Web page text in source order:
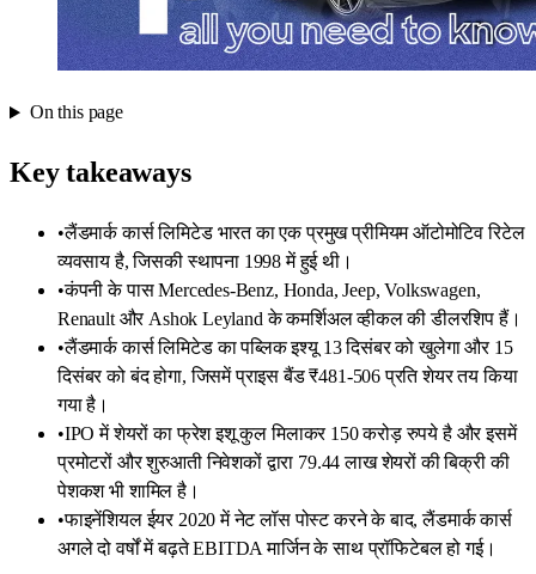
On this page
Key takeaways
•लैंडमार्क कार्स लिमिटेड भारत का एक प्रमुख प्रीमियम ऑटोमोटिव रिटेल
व्यवसाय है, जिसकी स्थापना 1998 में हुई थी।
•कंपनी के पास Mercedes-Benz, Honda, Jeep, Volkswagen,
Renault और Ashok Leyland के कमर्शिअल व्हीकल की डीलरशिप हैं।
•लैंडमार्क कार्स लिमिटेड का पब्लिक इश्यू 13 दिसंबर को खुलेगा और 15
दिसंबर को बंद होगा, जिसमें प्राइस बैंड ₹481-506 प्रति शेयर तय किया
गया है।
•IPO में शेयरों का फ्रेश इशू कुल मिलाकर 150 करोड़ रुपये है और इसमें
प्रमोटरों और शुरुआती निवेशकों द्वारा 79.44 लाख शेयरों की बिक्री की
पेशकश भी शामिल है।
•फाइनेंशियल ईयर 2020 में नेट लॉस पोस्ट करने के बाद, लैंडमार्क कार्स
अगले दो वर्षों में बढ़ते EBITDA मार्जिन के साथ प्रॉफिटेबल हो गई।